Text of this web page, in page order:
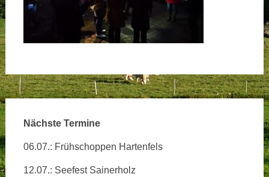
Nächste Termine
06.07.: Frühschoppen Hartenfels
12.07.: Seefest Sainerholz